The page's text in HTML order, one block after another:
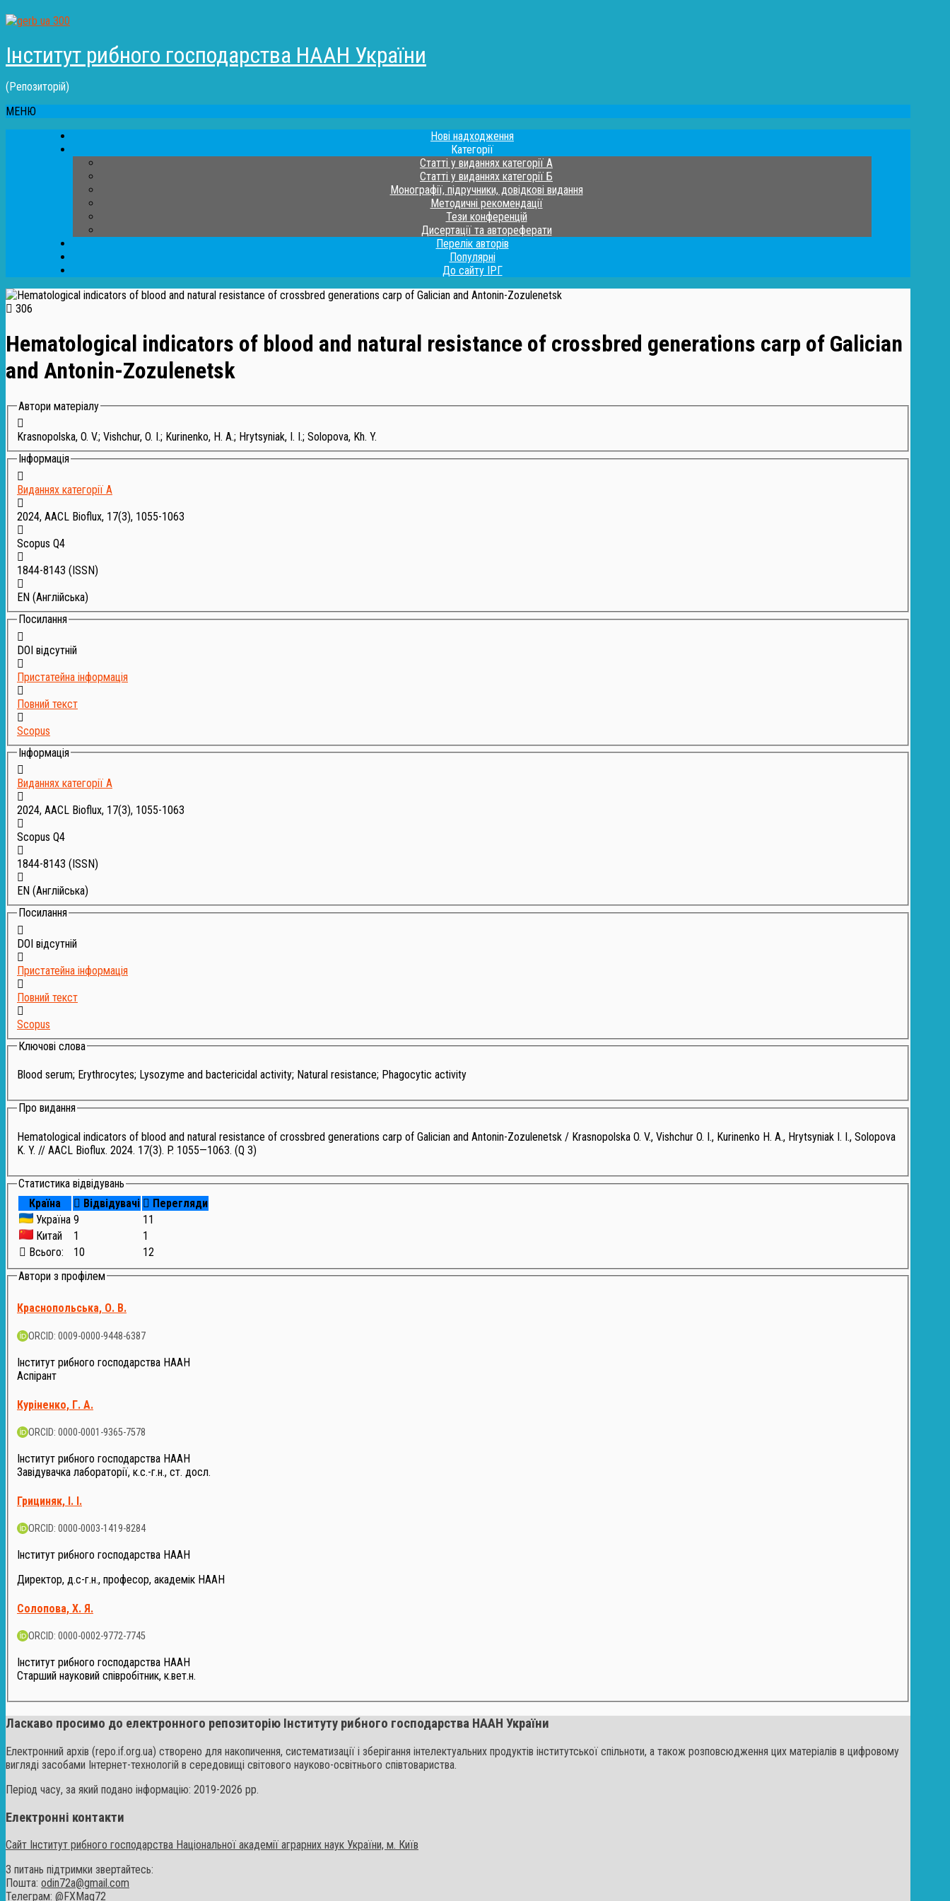
Інститут рибного господарства НААН України
(Репозиторій)
МЕНЮ
Нові надходження
Категорії
Статті у виданнях категорії А
Статті у виданнях категорії Б
Монографії, підручники, довідкові видання
Методичні рекомендації
Тези конференцій
Дисертації та автореферати
Перелік авторів
Популярні
До сайту ІРГ
306
Hematological indicators of blood and natural resistance of crossbred generations carp of Galician
and Antonin-Zozulenetsk
Автори матеріалу
Krasnopolska, O. V.; Vishchur, O. I.; Kurinenko, H. A.; Hrytsyniak, I. I.; Solopova, Kh. Y.
Інформація
Виданнях категорії А
2024, AACL Bioflux, 17(3), 1055-1063
Scopus Q4
1844-8143 (ISSN)
EN (Англійська)
Посилання
DOI відсутній
Пристатейна інформація
Повний текст
Scopus
Інформація
Виданнях категорії А
2024, AACL Bioflux, 17(3), 1055-1063
Scopus Q4
1844-8143 (ISSN)
EN (Англійська)
Посилання
DOI відсутній
Пристатейна інформація
Повний текст
Scopus
Ключові слова
Blood serum; Erythrocytes; Lysozyme and bactericidal activity; Natural resistance; Phagocytic activity
Про видання
Hematological indicators of blood and natural resistance of crossbred generations carp of Galician and Antonin-Zozulenetsk / Krasnopolska O. V., Vishchur O. I., Kurinenko H. A., Hrytsyniak I. I., Solopova
K. Y. // AACL Bioflux. 2024. 17(3). P. 1055—1063. (Q 3)
Статистика відвідувань
Країна
Відвідувачі
Перегляди
Україна 9
11
Китай
1
1
Всього:
10
12
Автори з профілем
Краснопольська, О. В.
ORCID: 0009-0000-9448-6387
Інститут рибного господарства НААН
Аспірант
Куріненко, Г. А.
ORCID: 0000-0001-9365-7578
Інститут рибного господарства НААН
Завідувачка лабораторії, к.с.-г.н., ст. досл.
Грициняк, І. І.
ORCID: 0000-0003-1419-8284
Інститут рибного господарства НААН
Директор, д.с-г.н., професор, академік НААН
Солопова, Х. Я.
ORCID: 0000-0002-9772-7745
Інститут рибного господарства НААН
Старший науковий співробітник, к.вет.н.
Ласкаво просимо до електронного репозиторію Інституту рибного господарства НААН України
Електронний архів (repo.if.org.ua) створено для накопичення, систематизації і зберігання інтелектуальних продуктів інститутської спільноти, а також розповсюдження цих матеріалів в цифровому
вигляді засобами Інтернет-технологій в середовищі світового науково-освітнього співтовариства.
Період часу, за який подано інформацію: 2019-2026 рр.
Електронні контакти
Сайт Інститут рибного господарства Національної академії аграрних наук України, м. Київ
З питань підтримки звертайтесь:
Пошта: odin72a@gmail.com
Телеграм: @FXMag72